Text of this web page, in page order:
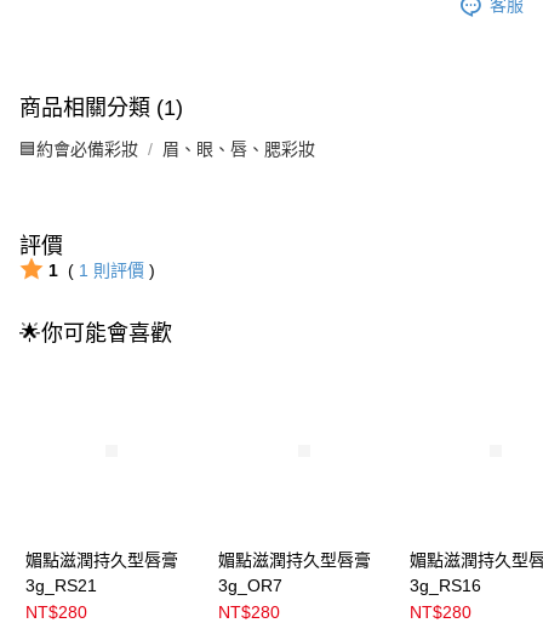
客服
商品相關分類 (1)
🟦約會必備彩妝 眉、眼、唇、腮彩妝
評價
1 ( 1 則評價 )
🌟你可能會喜歡
媚點滋潤持久型唇膏
3g_RS21
NT$280
媚點滋潤持久型唇膏
3g_OR7
NT$280
媚點滋潤持久型
3g_RS16
NT$280